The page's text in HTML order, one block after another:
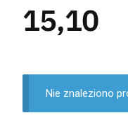
15,10
Nie znaleziono